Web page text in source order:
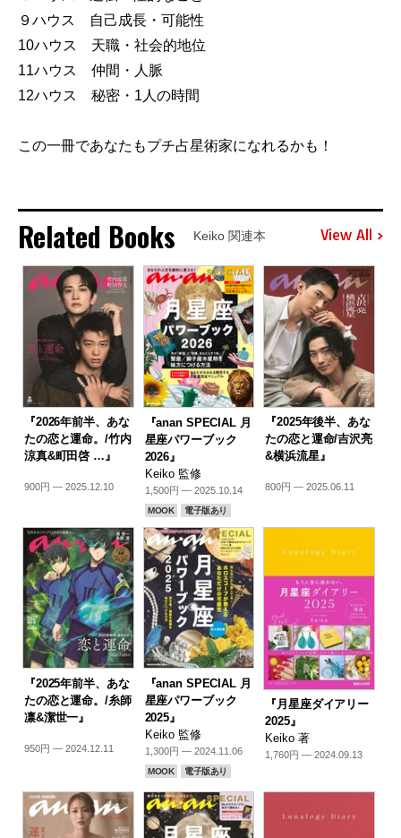
９ハウス 自己成長・可能性
10ハウス 天職・社会的地位
11ハウス 仲間・人脈
12ハウス 秘密・1人の時間
この一冊であなたもプチ占星術家になれるかも！
Related Books Keiko 関連本 View All
『2026年前半、あな
たの恋と運命。/竹内
涼真&町田啓 …』
900円 — 2025.12.10
『anan SPECIAL 月
星座パワーブック
2026』
Keiko 監修
1,500円 — 2025.10.14
MOOK 電子版あり
『2025年後半、あな
たの恋と運命/吉沢亮
&横浜流星』
800円 — 2025.06.11
『2025年前半、あな
たの恋と運命。/糸師
凛&潔世一』
950円 — 2024.12.11
『anan SPECIAL 月
星座パワーブック
2025』
Keiko 監修
1,300円 — 2024.11.06
MOOK 電子版あり
『月星座ダイアリー
2025』
Keiko 著
1,760円 — 2024.09.13